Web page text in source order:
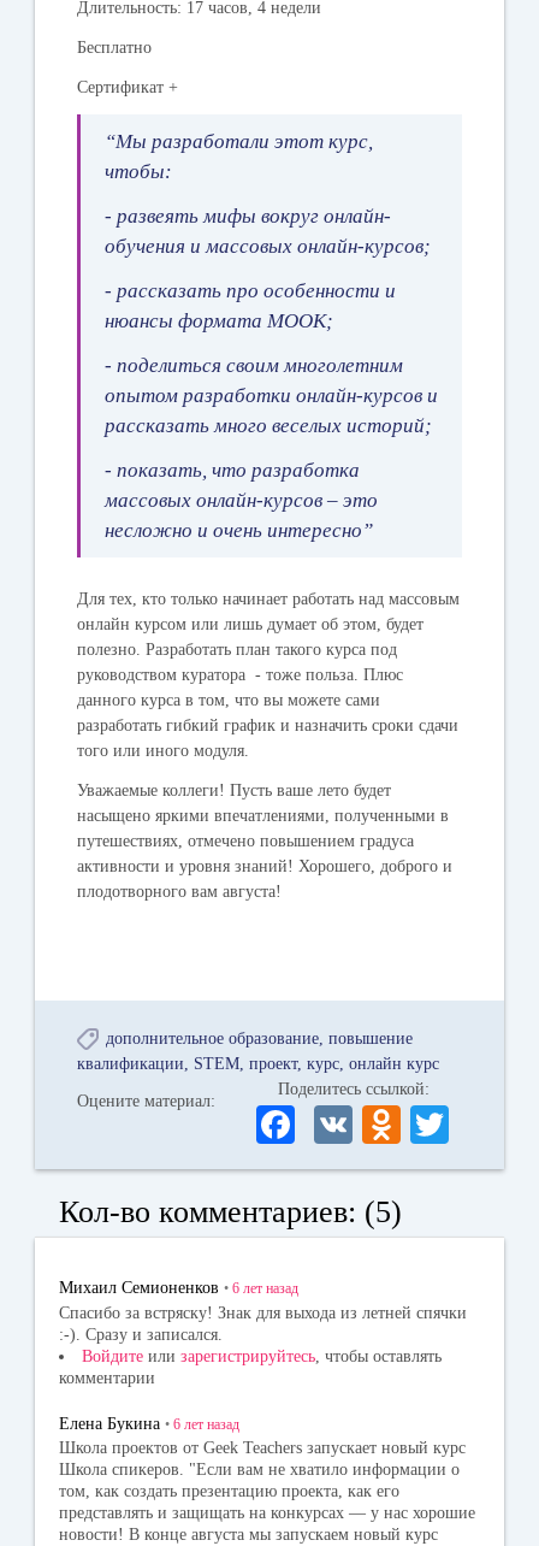
Длительность: 17 часов, 4 недели
Бесплатно
Сертификат +
“Мы разработали этот курс,
чтобы:
- развеять мифы вокруг онлайн-
обучения и массовых онлайн-курсов;
- рассказать про особенности и
нюансы формата МООК;
- поделиться своим многолетним
опытом разработки онлайн-курсов и
рассказать много веселых историй;
- показать, что разработка
массовых онлайн-курсов – это
несложно и очень интересно”
Для тех, кто только начинает работать над массовым
онлайн курсом или лишь думает об этом, будет
полезно. Разработать план такого курса под
руководством куратора - тоже польза. Плюс
данного курса в том, что вы можете сами
разработать гибкий график и назначить сроки сдачи
того или иного модуля.
Уважаемые коллеги! Пусть ваше лето будет
насыщено яркими впечатлениями, полученными в
путешествиях, отмечено повышением градуса
активности и уровня знаний! Хорошего, доброго и
плодотворного вам августа!
дополнительное образование повышение
квалификации
STEM проект курс онлайн курс
Оцените материал:
Поделитесь ссылкой:
Fa
ce
bo
ok
V
K
O
dn
la
ni
ki
wi
r
Кол-во комментариев: (5)
Михаил Семионенков • 6 лет назад
Спасибо за встряску! Знак для выхода из летней спячки
:-). Сразу и записался.
Войдите или зарегистрируйтесь , чтобы оставлять
комментарии
Елена Букина • 6 лет назад
Школа проектов от Geek Teachers запускает новый курс
Школа спикеров. "Если вам не хватило информации о
том, как создать презентацию проекта, как его
представлять и защищать на конкурсах — у нас хорошие
новости! В конце августа мы запускаем новый курс